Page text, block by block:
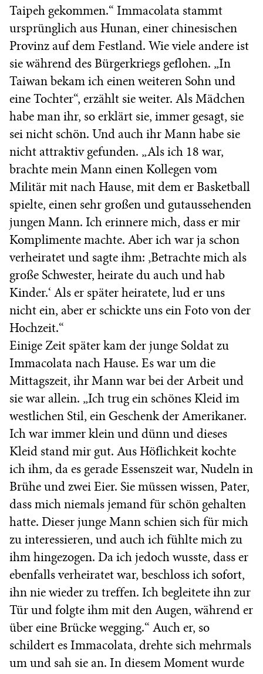
Taipeh gekommen.“ Immacolata stammt
ursprünglich aus Hunan, einer chinesischen
Provinz auf dem Festland. Wie viele andere ist
sie während des Bürgerkriegs geflohen. „In
Taiwan bekam ich einen weiteren Sohn und
eine Tochter“, erzählt sie weiter. Als Mädchen
habe man ihr, so erklärt sie, immer gesagt, sie
sei nicht schön. Und auch ihr Mann habe sie
nicht attraktiv gefunden. „Als ich 18 war,
brachte mein Mann einen Kollegen vom
Militär mit nach Hause, mit dem er Basketball
spielte, einen sehr großen und gutaussehenden
jungen Mann. Ich erinnere mich, dass er mir
Komplimente machte. Aber ich war ja schon
verheiratet und sagte ihm: ‚Betrachte mich als
große Schwester, heirate du auch und hab
Kinder.‘ Als er später heiratete, lud er uns
nicht ein, aber er schickte uns ein Foto von der
Hochzeit.“
Einige Zeit später kam der junge Soldat zu
Immacolata nach Hause. Es war um die
Mittagszeit, ihr Mann war bei der Arbeit und
sie war allein. „Ich trug ein schönes Kleid im
westlichen Stil, ein Geschenk der Amerikaner.
Ich war immer klein und dünn und dieses
Kleid stand mir gut. Aus Höflichkeit kochte
ich ihm, da es gerade Essenszeit war, Nudeln in
Brühe und zwei Eier. Sie müssen wissen, Pater,
dass mich niemals jemand für schön gehalten
hatte. Dieser junge Mann schien sich für mich
zu interessieren, und auch ich fühlte mich zu
ihm hingezogen. Da ich jedoch wusste, dass er
ebenfalls verheiratet war, beschloss ich sofort,
ihn nie wieder zu treffen. Ich begleitete ihn zur
Tür und folgte ihm mit den Augen, während er
über eine Brücke wegging.“ Auch er, so
schildert es Immacolata, drehte sich mehrmals
um und sah sie an. In diesem Moment wurde